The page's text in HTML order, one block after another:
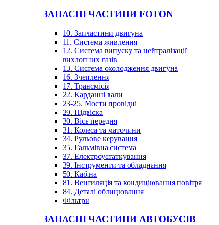
ЗАПАСНІ ЧАСТИНИ FOTON
10. Запчастини двигуна
11. Система живлення
12. Система випуску та нейтралізації
вихлопних газів
13. Система охолодження двигуна
16. Зчеплення
17. Трансмісія
22. Карданні вали
23-25. Мости провідні
29. Підвіска
30. Вісь передня
31. Колеса та маточини
34. Рульове керування
35. Гальмівна система
37. Електроустаткування
39. Інструменти та обладнання
50. Кабіна
81. Вентиляція та кондиціювання повітря
84. Деталі облицювання
Фільтри
ЗАПАСНІ ЧАСТИНИ АВТОБУСІВ